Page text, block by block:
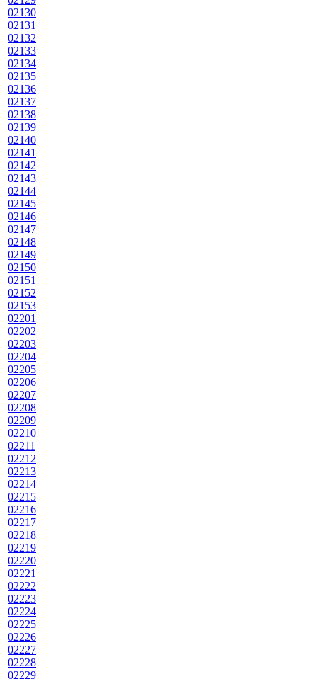
02130
02131
02132
02133
02134
02135
02136
02137
02138
02139
02140
02141
02142
02143
02144
02145
02146
02147
02148
02149
02150
02151
02152
02153
02201
02202
02203
02204
02205
02206
02207
02208
02209
02210
02211
02212
02213
02214
02215
02216
02217
02218
02219
02220
02221
02222
02223
02224
02225
02226
02227
02228
02229